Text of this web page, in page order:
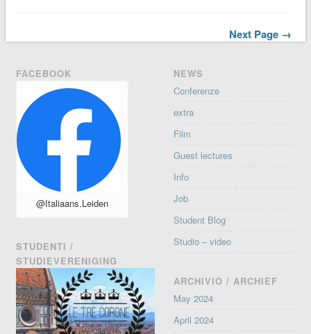
Next Page →
FACEBOOK
@Italiaans.Leiden
STUDENTI /
STUDIEVERENIGING
NEWS
Conferenze
extra
Film
Guest lectures
Info
Job
Student Blog
Studio – video
ARCHIVIO / ARCHIEF
May 2024
April 2024